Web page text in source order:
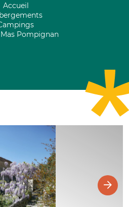
Accueil
Pompignan